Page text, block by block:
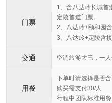
门票
1、含八达岭长城首
定陵首道门票。
2、八达岭+颐和园
3、八达岭+定陵含
交通 空调旅游大巴，一
用餐
下单时请选择是否
购买需支付30/人
行程中团队标准用